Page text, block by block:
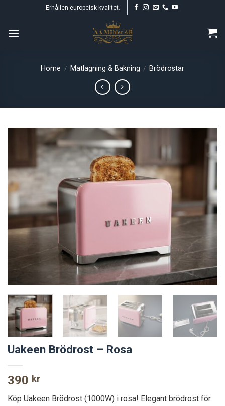
content
Erhållen europeisk kvalitet.
Home / Matlagning & Bakning / Brödrostar
Uakeen Brödrost – Rosa
390 kr
Köp Uakeen Brödrost (1000W) i rosa! Elegant brödrost för